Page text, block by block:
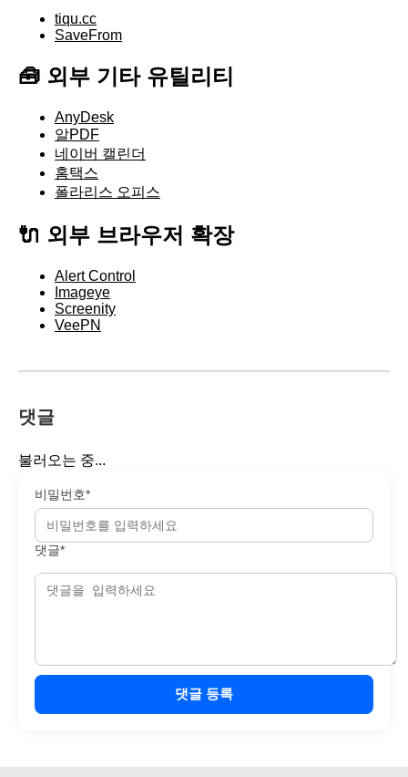
tiqu.cc
SaveFrom
🧰 외부 기타 유틸리티
AnyDesk
알PDF
네이버 캘린더
홈택스
폴라리스 오피스
🔌 외부 브라우저 확장
Alert Control
Imageye
Screenity
VeePN
댓글
불러오는 중...
비밀번호*
댓글*
댓글 등록